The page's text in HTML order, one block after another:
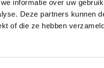
informatie over uw
Deze partners kunnen
of die ze hebben